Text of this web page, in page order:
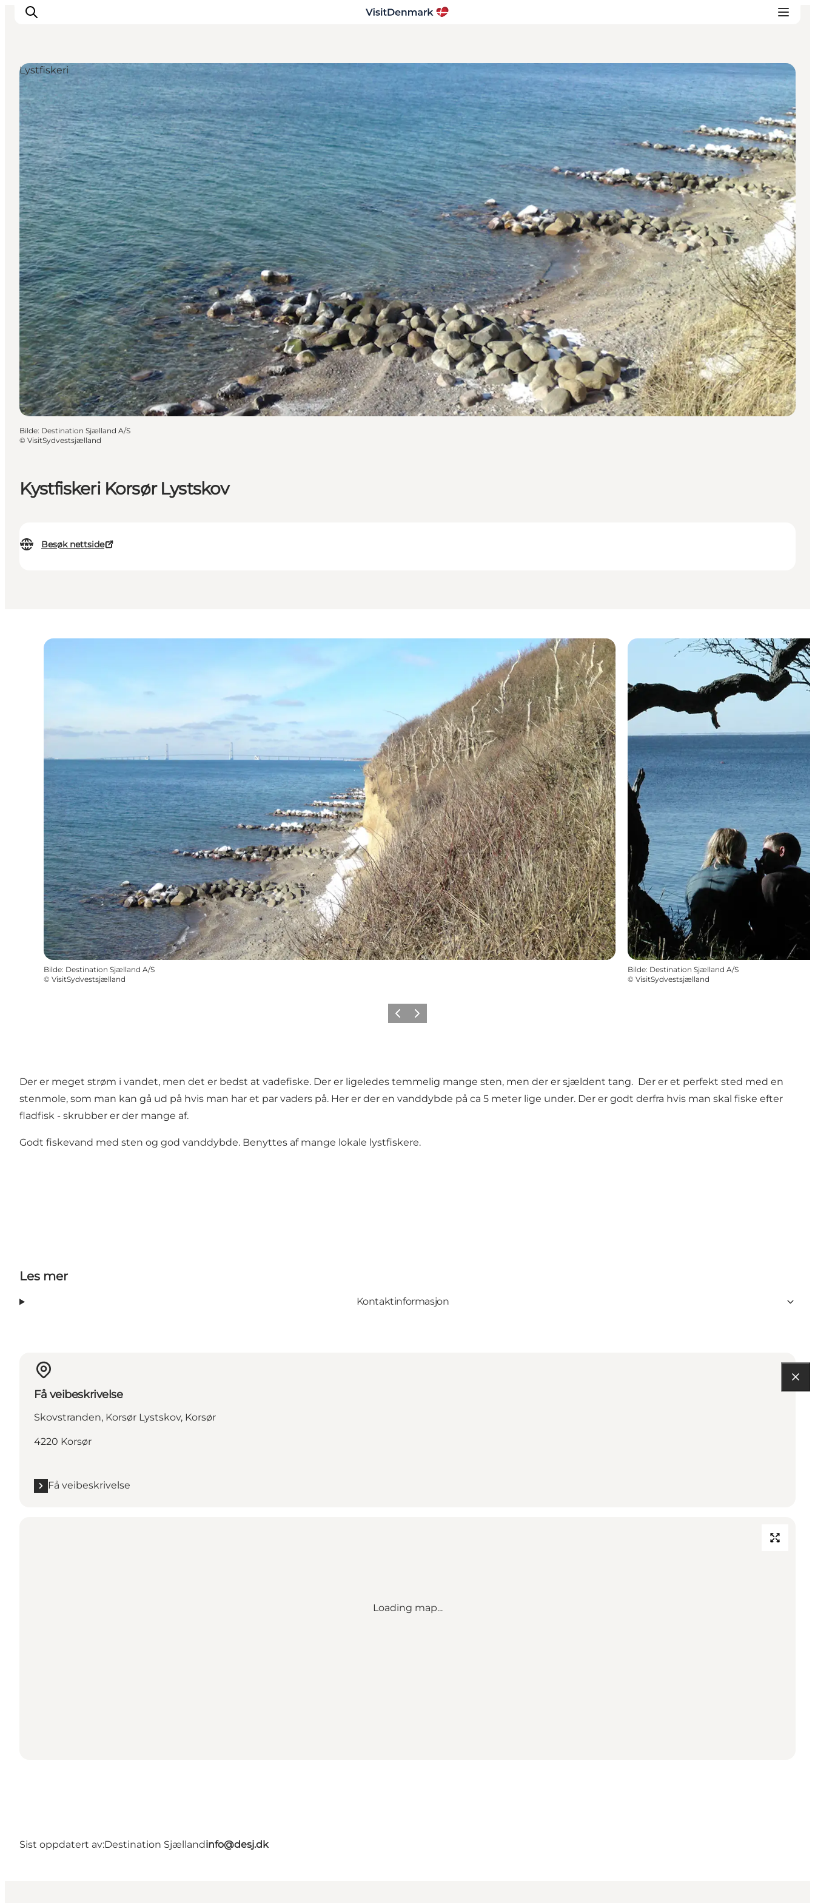
Inspirasjon
Reisemål
Aktiviteter
Overnatting
Planlegg reisen
Kystfiskeri Korsør Lystskov
Besøk nettside
Lystfiskeri
Bilde: Destination Sjælland A/S
© VisitSydvestsjælland
Bilde: Destination Sjælland A/S
© VisitSydvestsjælland
Bilde: Destination Sjælland A/S
© VisitSydvestsjælland
ForrigeNeste
Der er meget strøm i vandet, men det er bedst at vadefiske. Der er ligeledes temmelig mange sten, men der er sjældent tang. Der er et perfekt sted med en
stenmole, som man kan gå ud på hvis man har et par vaders på. Her er der en vanddybde på ca 5 meter lige under. Der er godt derfra hvis man skal fiske efter
fladfisk - skrubber er der mange af.
Godt fiskevand med sten og god vanddybde. Benyttes af mange lokale lystfiskere.
Les mer
Kontaktinformasjon
Få veibeskrivelse
Skovstranden, Korsør Lystskov, Korsør
4220 Korsør
Få veibeskrivelse
Loading map...
Sist oppdatert av:Destination Sjællandinfo@desj.dk